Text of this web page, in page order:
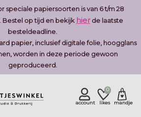
speciale papiersoorten is van 6 t/m 28
Bestel op tijd en bekijk hierde laatste
besteldeadline.
papier, inclusief digitale folie, hoogglans
worden in deze periode gewoon
geproduceerd.
account likes
0
mandje